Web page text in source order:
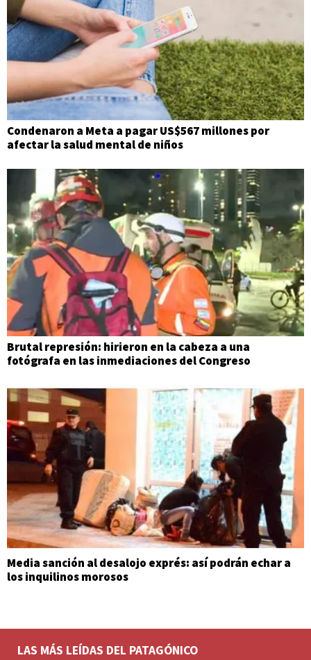
Condenaron a Meta a pagar US$567 millones por
afectar la salud mental de niños
Brutal represión: hirieron en la cabeza a una
fotógrafa en las inmediaciones del Congreso
Media sanción al desalojo exprés: así podrán echar a
los inquilinos morosos
LAS MÁS LEÍDAS DEL PATAGÓNICO